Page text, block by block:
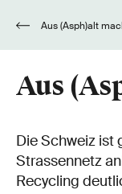
Aus (Asph)alt
Aus
Die Schweiz ist
Strassennetz
Recycling